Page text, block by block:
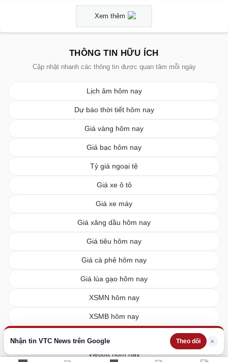
Nhận tin VTC News trên Google Theo dõi ×
Xem thêm
THÔNG TIN HỮU ÍCH
Cập nhật nhanh các thông tin được quan tâm mỗi ngày
Lịch âm hôm nay
Dự báo thời tiết hôm nay
Giá vàng hôm nay
Giá bạc hôm nay
Tỷ giá ngoại tệ
Giá xe ô tô
Giá xe máy
Giá xăng dầu hôm nay
Giá tiêu hôm nay
Giá cà phê hôm nay
Giá lúa gạo hôm nay
XSMN hôm nay
XSMB hôm nay
Vietlott hôm nay